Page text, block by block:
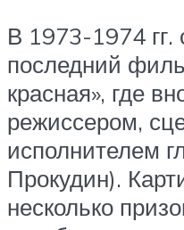
В 1973-1974 гг.
последний
красная», где
режиссером,
исполнителем
Прокудин).
несколько